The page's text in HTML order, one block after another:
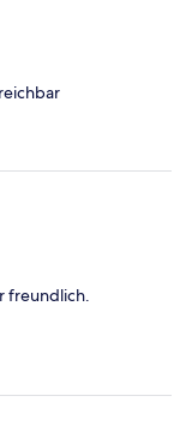
freundlich.